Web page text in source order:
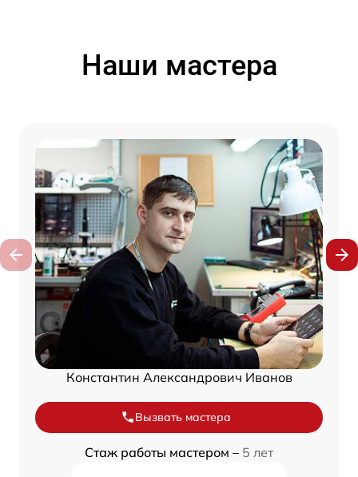
Наши мастера
Константин Александрович Иванов
Вызвать мастера
Стаж работы мастером – 5 лет